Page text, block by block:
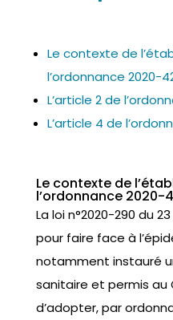
Le contexte de
l’ordonnance 2020-
L’article 2 de
L’article 4 de
Le contexte de
l’ordonnance 2020-
La loi n°2020-290 du
pour faire face à
notamment instauré
sanitaire et permis au
d’adopter, par